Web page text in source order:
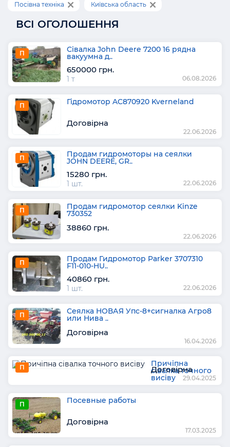
Посівна техніка Київська область
ВСІ ОГОЛОШЕННЯ
П Сівалка John Deere 7200 16 рядна
вакуумна д..
650000 грн.
1 т 06.08.2026
П Гідромотор AC870920 Kverneland
Договірна
22.06.2026
П Продам гидромоторы на сеялки
JOHN DEERE, GR..
15280 грн.
1 шт. 22.06.2026
П Продам гидромотор сеялки Kinze
730352
38860 грн.
22.06.2026
П Продам Гидромотор Parker 3707310
F11-010-HU..
40860 грн.
1 шт. 22.06.2026
П Сеялка НОВАЯ Упс-8+сигналка Агро8
или Нива ..
Договірна
16.04.2026
П Причіпна
сівалка точного
висіву
Договірна
29.04.2025
П Посевные работы
Договірна
17.03.2025